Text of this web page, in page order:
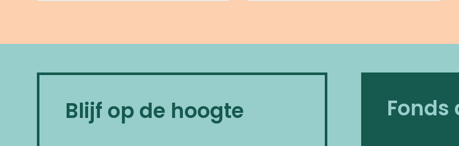
Blijf op de hoogte